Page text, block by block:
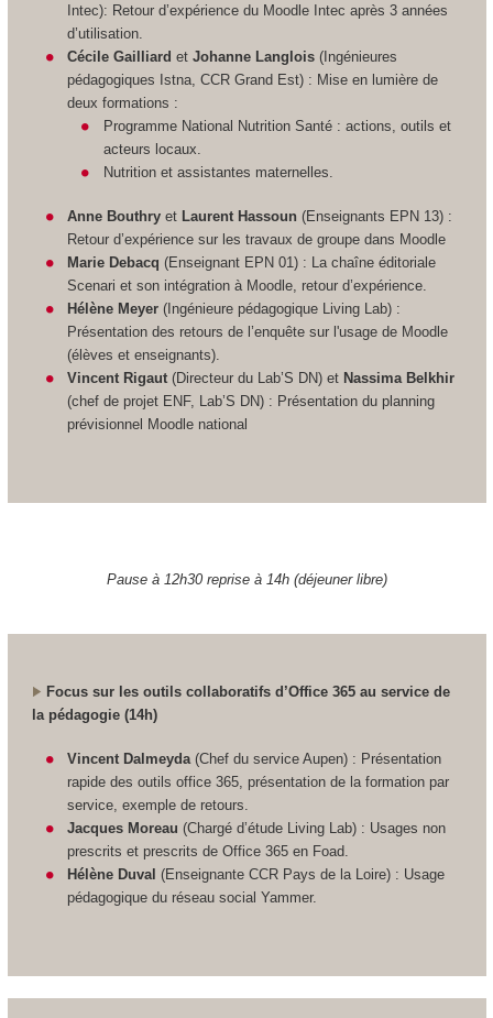
Intec): Retour d’expérience du Moodle Intec après 3 années
d’utilisation.
Cécile GailliardetJohanne Langlois (Ingénieures
pédagogiques Istna, CCR Grand Est) : Mise en lumière de
deux formations :
Programme National Nutrition Santé : actions, outils et
acteurs locaux.
Nutrition et assistantes maternelles.
Anne Bouthryet Laurent Hassoun (Enseignants EPN 13) :
Retour d’expérience sur les travaux de groupe dans Moodle
Marie Debacq (Enseignant EPN 01) : La chaîne éditoriale
Scenari et son intégration à Moodle, retour d’expérience.
Hélène Meyer (Ingénieure pédagogique Living Lab) :
Présentation des retours de l’enquête sur l'usage de Moodle
(élèves et enseignants).
Vincent Rigaut (Directeur du Lab’S DN) et Nassima Belkhir
(chef de projet ENF, Lab’S DN) : Présentation du planning
prévisionnel Moodle national
Pause à 12h30 reprise à 14h (déjeuner libre)
Focus sur les outils collaboratifs d’Office 365 au service de
la pédagogie (14h)
Vincent Dalmeyda(Chef du service Aupen) : Présentation
rapide des outils office 365, présentation de la formation par
service, exemple de retours.
Jacques Moreau (Chargé d’étude Living Lab) : Usages non
prescrits et prescrits de Office 365 en Foad.
Hélène Duval (Enseignante CCR Pays de la Loire) : Usage
pédagogique du réseau social Yammer.